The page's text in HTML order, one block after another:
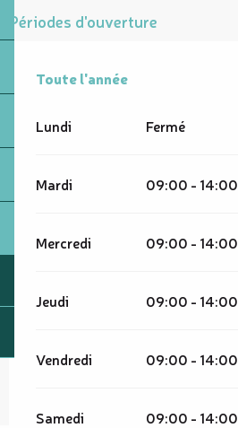
Périodes d'ouverture
Toute l'année
Toute l'année
Lundi Fermé
Mardi 09:00 - 14:00
Mercredi 09:00 - 14:00
Jeudi 09:00 - 14:00
Vendredi 09:00 - 14:00
Samedi 09:00 - 14:00